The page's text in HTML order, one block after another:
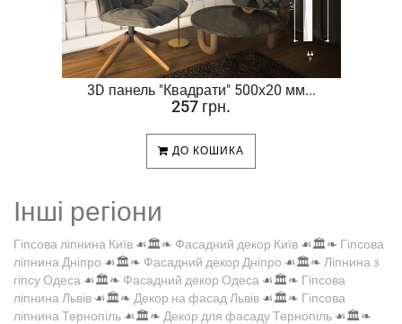
3D панель "Квадрати" 500х20 мм...
257 грн.
ДО КОШИКА
Інші регіони
Гіпсова ліпнина Київ ☙🏛️❧ Фасадний декор Київ ☙🏛️❧ Гіпсова
ліпнина Дніпро ☙🏛️❧ Фасадний декор Дніпро ☙🏛️❧ Ліпнина з
гіпсу Одеса ☙🏛️❧ Фасадний декор Одеса ☙🏛️❧ Гіпсова
ліпнина Львів ☙🏛️❧ Декор на фасад Львів ☙🏛️❧ Гіпсова
ліпнина Тернопіль ☙🏛️❧ Декор для фасаду Тернопіль ☙🏛️❧